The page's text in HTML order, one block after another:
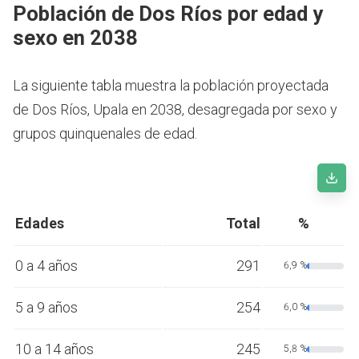
Población de Dos Ríos por edad y
sexo en 2038
La siguiente tabla muestra la población proyectada
de Dos Ríos, Upala en 2038, desagregada por sexo y
grupos quinquenales de edad.
Edades Total %
0 a 4 años 291 6,9 %
5 a 9 años 254 6,0 %
10 a 14 años 245 5,8 %